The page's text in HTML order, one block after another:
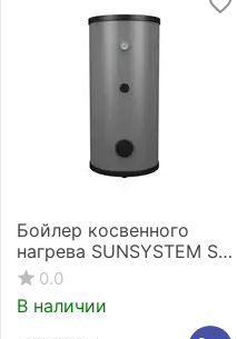
Бойлер косвенного
нагрева SUNSYSTEM SN
1500.0
В наличии